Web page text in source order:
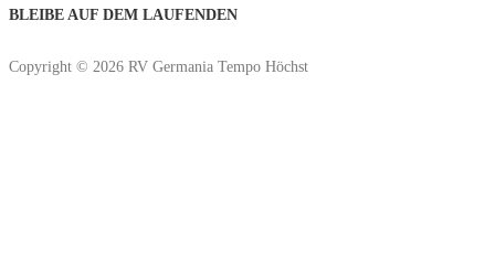
BLEIBE AUF DEM LAUFENDEN
Copyright © 2026 RV Germania Tempo Höchst